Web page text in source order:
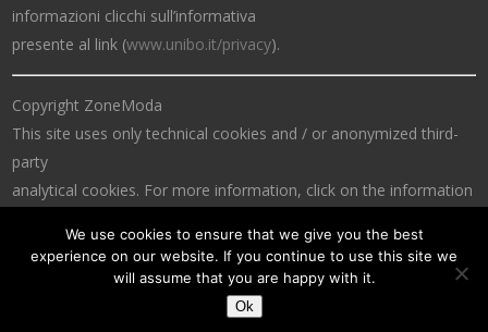
informazioni clicchi sull’informativa
presente al link (www.unibo.it/privacy).
Copyright ZoneModa
This site uses only technical cookies and / or anonymized third-
party
analytical cookies. For more information, click on the information
We use cookies to ensure that we give you the best
experience on our website. If you continue to use this site we
will assume that you are happy with it.
Ok